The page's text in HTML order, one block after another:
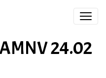
24.02